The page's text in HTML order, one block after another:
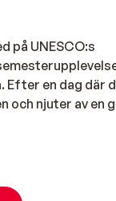
på UNESCO:s
Efter en dag där
njuter av en
och